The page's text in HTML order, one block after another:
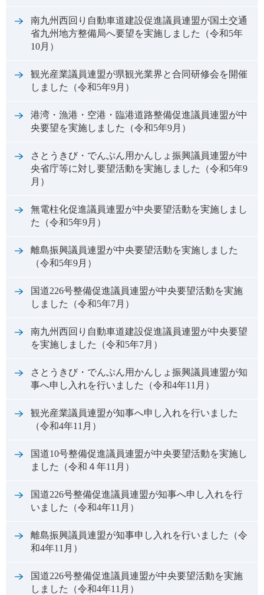
南九州西回り自動車道建設促進議員連盟が国土交通
省九州地方整備局へ要望を実施しました（令和5年
10月）
観光産業議員連盟が県観光業界と合同研修会を開催
しました（令和5年9月）
港湾・漁港・空港・臨港道路整備促進議員連盟が中
央要望を実施しました（令和5年9月）
さとうきび・でんぷん用かんしょ振興議員連盟が中
央省庁等に対し要望活動を実施しました（令和5年9
月）
無電柱化促進議員連盟が中央要望活動を実施しまし
た（令和5年9月）
離島振興議員連盟が中央要望活動を実施しました
（令和5年9月）
国道226号整備促進議員連盟が中央要望活動を実施
しました（令和5年7月）
南九州西回り自動車道建設促進議員連盟が中央要望
を実施しました（令和5年7月）
さとうきび・でんぷん用かんしょ振興議員連盟が知
事へ申し入れを行いました（令和4年11月）
観光産業議員連盟が知事へ申し入れを行いました
（令和4年11月）
国道10号整備促進議員連盟が中央要望活動を実施し
ました（令和４年11月）
国道226号整備促進議員連盟が知事へ申し入れを行
いました（令和4年11月）
離島振興議員連盟が知事申し入れを行いました（令
和4年11月）
国道226号整備促進議員連盟が中央要望活動を実施
しました（令和4年11月）